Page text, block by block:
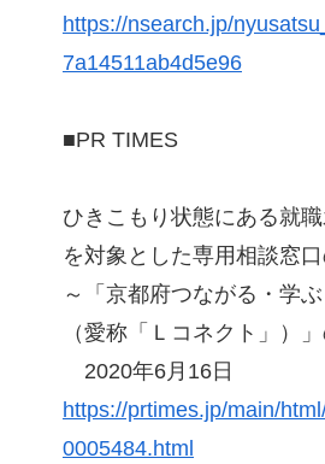
https://nsearch.jp/
7a14511ab4d5e96
■PR TIMES
ひきこもり状態にある就
を対象とした専用相談窓
～「京都府つながる・学
（愛称「Ｌコネクト」）
2020年6月16日
https://prtimes.jp/main/
0005484.html